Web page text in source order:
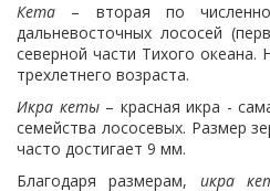
Кета – вторая по
дальневосточных лососей
северной части Тихого океана.
трехлетнего возраста.
Икра кеты– красная икра -
семейства лососевых. Размер
часто достигает 9 мм.
Благодаря размерам, икра